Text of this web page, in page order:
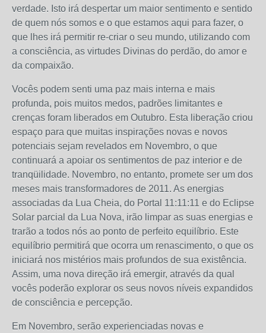
verdade. Isto irá despertar um maior sentimento e sentido
de quem nós somos e o que estamos aqui para fazer, o
que lhes irá permitir re-criar o seu mundo, utilizando com
a consciência, as virtudes Divinas do perdão, do amor e
da compaixão.
Vocês podem senti uma paz mais interna e mais
profunda, pois muitos medos, padrões limitantes e
crenças foram liberados em Outubro. Esta liberação criou
espaço para que muitas inspirações novas e novos
potenciais sejam revelados em Novembro, o que
continuará a apoiar os sentimentos de paz interior e de
tranqüilidade. Novembro, no entanto, promete ser um dos
meses mais transformadores de 2011. As energias
associadas da Lua Cheia, do Portal 11:11:11 e do Eclipse
Solar parcial da Lua Nova, irão limpar as suas energias e
trarão a todos nós ao ponto de perfeito equilíbrio. Este
equilíbrio permitirá que ocorra um renascimento, o que os
iniciará nos mistérios mais profundos de sua existência.
Assim, uma nova direção irá emergir, através da qual
vocês poderão explorar os seus novos níveis expandidos
de consciência e percepção.
Em Novembro, serão experienciadas novas e